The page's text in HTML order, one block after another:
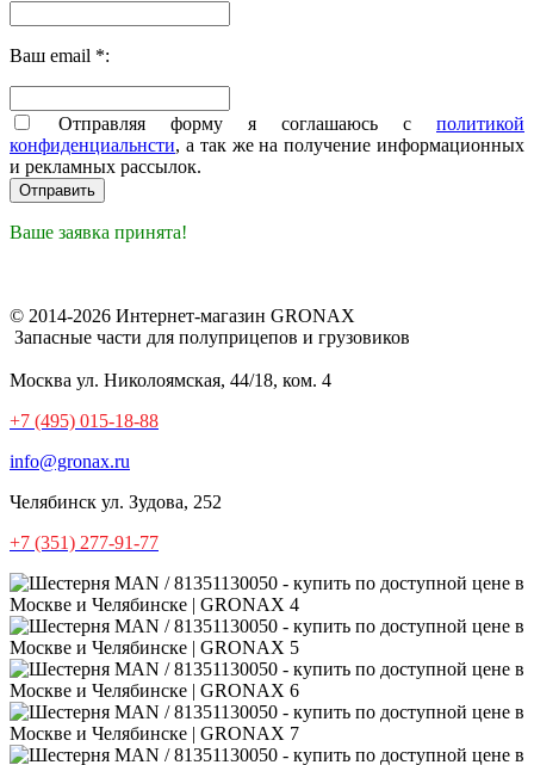
Ваш email *:
Отправляя форму я соглашаюсь с политикой
конфиденциальнсти, а так же на получение информационных
и рекламных рассылок.
Ваше заявка принята!
© 2014-2026 Интернет-магазин GRONAX
Запасные части для полуприцепов и грузовиков
Москва ул. Николоямская, 44/18, ком. 4
+7 (495) 015-18-88
info@gronax.ru
Челябинск ул. Зудова, 252
+7 (351) 277-91-77